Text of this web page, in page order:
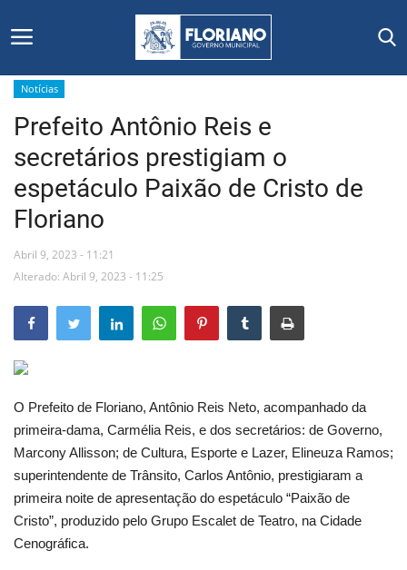
Início
Editais
Floriano
Secretarias e Órgãos
Mural de Licitações
Vídeos
Webmail
Contato
Notícias
Prefeito Antônio Reis e
secretários prestigiam o
espetáculo Paixão de Cristo de
Floriano
Abril 9, 2023 - 11:21
Alterado: Abril 9, 2023 - 11:25
O Prefeito de Floriano, Antônio Reis Neto, acompanhado da
primeira-dama, Carmélia Reis, e dos secretários: de Governo,
Marcony Allisson; de Cultura, Esporte e Lazer, Elineuza Ramos;
superintendente de Trânsito, Carlos Antônio, prestigiaram a
primeira noite de apresentação do espetáculo “Paixão de
Cristo”, produzido pelo Grupo Escalet de Teatro, na Cidade
Cenográfica.